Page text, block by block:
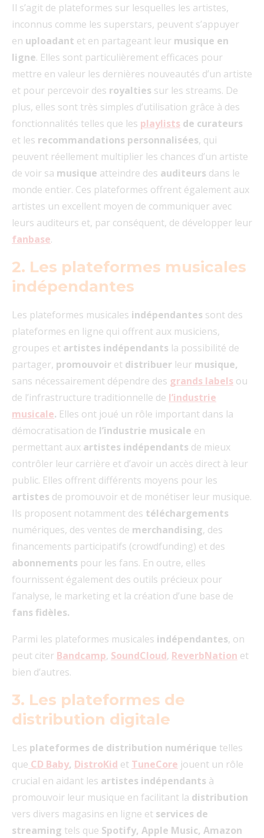
Il s’agit de plateformes sur lesquelles les artistes,
inconnus comme les superstars, peuvent s’appuyer
en uploadant et en partageant leur musique en
ligne. Elles sont particulièrement efficaces pour
mettre en valeur les dernières nouveautés d’un artiste
et pour percevoir des royalties sur les streams. De
plus, elles sont très simples d’utilisation grâce à des
fonctionnalités telles que les playlists de curateurs
et les recommandations personnalisées, qui
peuvent réellement multiplier les chances d’un artiste
de voir sa musique atteindre des auditeurs dans le
monde entier. Ces plateformes offrent également aux
artistes un excellent moyen de communiquer avec
leurs auditeurs et, par conséquent, de développer leur
fanbase.
2. Les plateformes musicales
indépendantes
Les plateformes musicales indépendantes sont des
plateformes en ligne qui offrent aux musiciens,
groupes et artistes indépendants la possibilité de
partager, promouvoir et distribuer leur musique,
sans nécessairement dépendre des grands labels ou
de l’infrastructure traditionnelle de l’industrie
musicale. Elles ont joué un rôle important dans la
démocratisation de l’industrie musicale en
permettant aux artistes indépendants de mieux
contrôler leur carrière et d’avoir un accès direct à leur
public. Elles offrent différents moyens pour les
artistes de promouvoir et de monétiser leur musique.
Ils proposent notamment des téléchargements
numériques, des ventes de merchandising, des
financements participatifs (crowdfunding) et des
abonnements pour les fans. En outre, elles
fournissent également des outils précieux pour
l’analyse, le marketing et la création d’une base de
fans fidèles.
Parmi les plateformes musicales indépendantes, on
peut citer Bandcamp, SoundCloud, ReverbNation et
bien d’autres.
3. Les plateformes de
distribution digitale
Les plateformes de distribution numérique telles
que CD Baby, DistroKid et TuneCore jouent un rôle
crucial en aidant les artistes indépendants à
promouvoir leur musique en facilitant la distribution
vers divers magasins en ligne et services de
streaming tels que Spotify, Apple Music, Amazon